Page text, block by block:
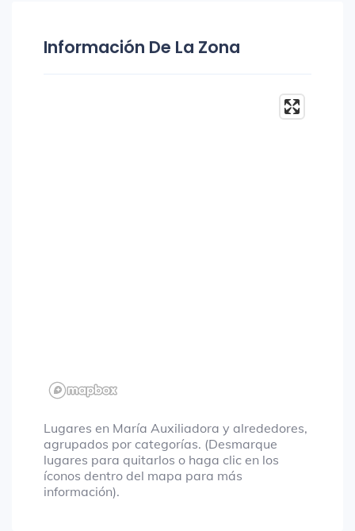
Información De La Zona
Lugares en María Auxiliadora y alrededores,
agrupados por categorías. (Desmarque
lugares para quitarlos o haga clic en los
íconos dentro del mapa para más
información).